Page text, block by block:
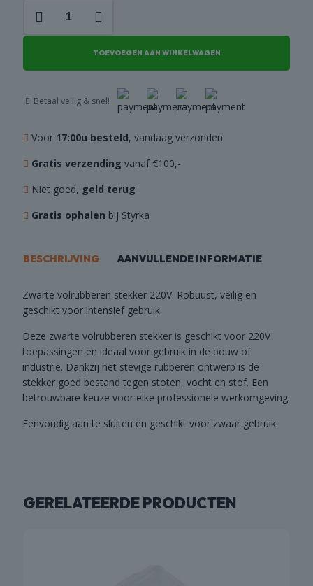
220V
aantal
TOEVOEGEN AAN WINKELWAGEN
Betaal veilig & snel!
Voor 17:00u besteld, vandaag verzonden
Gratis verzending vanaf €100,-
Niet goed, geld terug
Gratis ophalen bij Styrka
BESCHRIJVING AANVULLENDE INFORMATIE
Zwarte volrubberen stekker 220V. Robuust, veilig en
geschikt voor intensief gebruik.
Deze zwarte volrubberen stekker is geschikt voor 220V
toepassingen en ideaal voor gebruik in de bouw of
industrie. Dankzij het stevige rubberen ontwerp is de
stekker goed bestand tegen stoten, vocht en stof. Een
betrouwbare keuze voor elke professionele werkomgeving.
Eenvoudig aan te sluiten en geschikt voor zwaar gebruik.
GERELATEERDE PRODUCTEN